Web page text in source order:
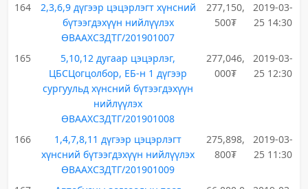
164
2,3,6,9 дүгээр цэцэрлэгт хүнсний
бүтээгдэхүүн нийлүүлэх
ӨВААХСЗДТГ/201901007
277,150,
500₮
2019-03-
25 14:30
165
5,10,12 дугаар цэцэрлэг,
ЦБСЦогцолбор, ЕБ-н 1 дүгээр
сургуульд хүнсний бүтээгдэхүүн
нийлүүлэх
ӨВААХСЗДТГ/201901008
277,046,
000₮
2019-03-
25 12:30
166
1,4,7,8,11 дүгээр цэцэрлэгт
хүнсний бүтээгдэхүүн нийлүүлэх
ӨВААХСЗДТГ/201901009
275,898,
800₮
2019-03-
25 11:30